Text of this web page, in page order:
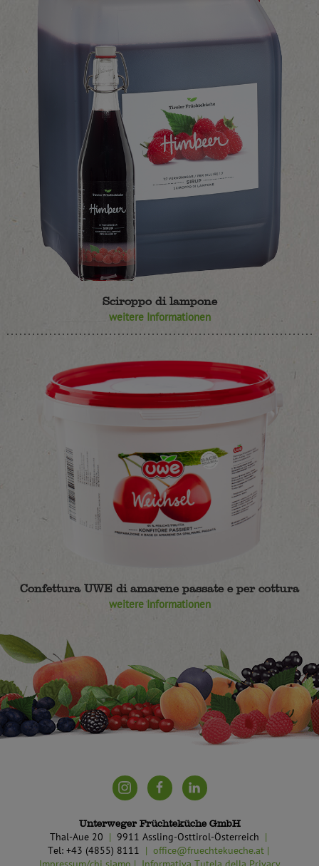
Sciroppo di lampone
weitere Informationen
Confettura UWE di amarene passate e per cottura
weitere Informationen
Unterweger Früchteküche GmbH
Thal-Aue 20
9911 Assling-Osttirol-Österreich
Tel: +43 (4855) 8111
office@fruechtekueche.at